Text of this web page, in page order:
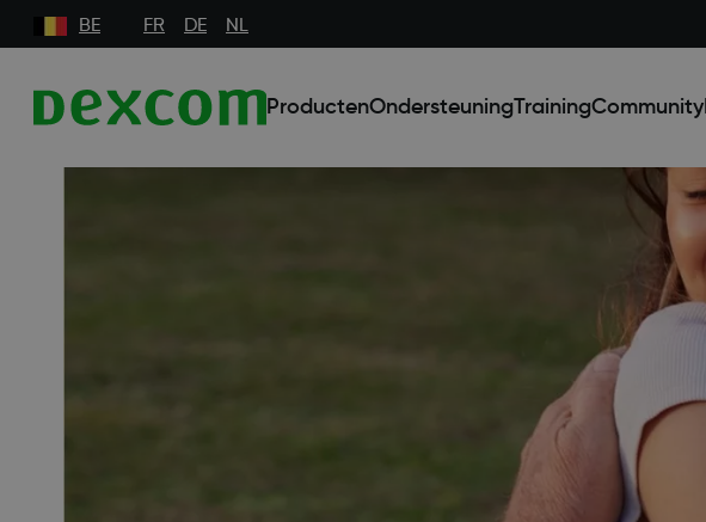
BE FR DE NL
ProductenOndersteuningTrainingCommunity